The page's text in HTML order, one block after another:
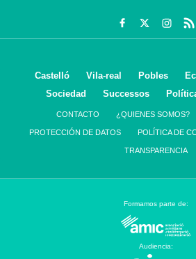
Castelló Vila-real Pobles
Sociedad
Successos
CONTACTO ¿QUIENES SOMOS?
PROTECCIÓN DE DATOS POLÍTICA DE
TRANSPARENCIA
Formamos parte de:
Audiencia: